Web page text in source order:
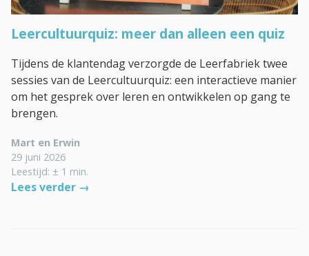
Leercultuurquiz: meer dan alleen een quiz
Tijdens de klantendag verzorgde de Leerfabriek twee
sessies van de Leercultuurquiz: een interactieve manier
om het gesprek over leren en ontwikkelen op gang te
brengen.
Mart en Erwin
29 juni 2026
Leestijd: ± 1 min.
Lees verder →